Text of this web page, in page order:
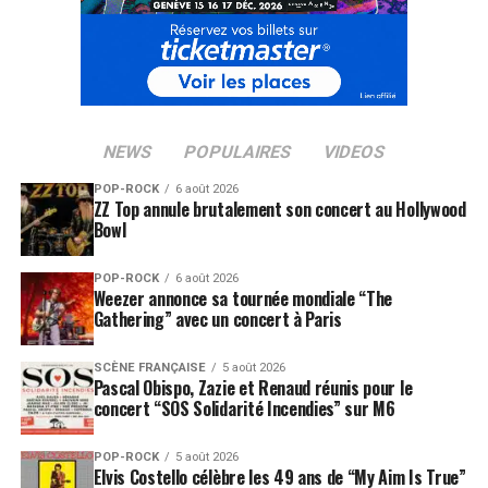
NEWS POPULAIRES VIDEOS
POP-ROCK 6 août 2026
ZZ Top annule brutalement son concert au Hollywood
Bowl
POP-ROCK 6 août 2026
Weezer annonce sa tournée mondiale “The
Gathering” avec un concert à Paris
SCÈNE FRANÇAISE 5 août 2026
Pascal Obispo, Zazie et Renaud réunis pour le
concert “SOS Solidarité Incendies” sur M6
POP-ROCK 5 août 2026
Elvis Costello célèbre les 49 ans de “My Aim Is True”